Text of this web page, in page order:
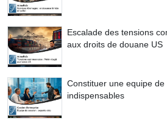
Escalade des tensions
aux droits de douane US
Constituer une equipe
indispensables